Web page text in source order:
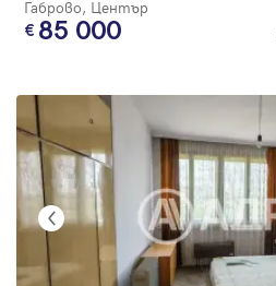
Габрово, Център
85 000